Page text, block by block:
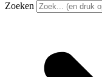
Zoeken